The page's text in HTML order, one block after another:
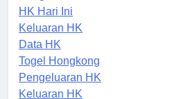
Pengeluaran HK
HK Hari Ini
Keluaran HK
Data HK
Togel Hongkong
Pengeluaran HK